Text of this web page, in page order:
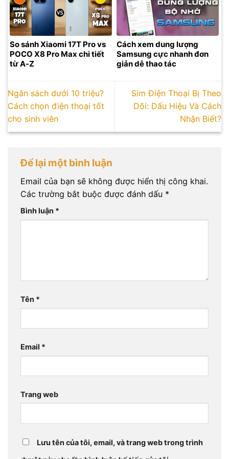
So sánh Xiaomi 17T Pro vs
POCO X8 Pro Max chi tiết
từ A-Z
Cách xem dung lượng
Samsung cực nhanh đơn
giản dễ thao tác
Ngân sách dưới 10 triệu?
Cách chọn điện thoại tốt
cho sinh viên
Sim Điện Thoại Bị Theo
Dõi: Dấu Hiệu Và Cách
Nhận Biết?
Để lại một bình luận
Email của bạn sẽ không được hiển thị công khai.
Các trường bắt buộc được đánh dấu *
Bình luận *
Tên *
Email *
Trang web
Lưu tên của tôi, email, và trang web trong trình